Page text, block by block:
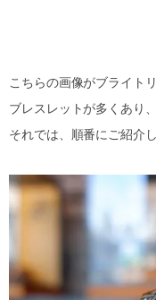
こちらの画像がブライト
ブレスレットが多くあり
それでは、順番にご紹介